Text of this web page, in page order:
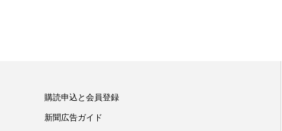
購読申込と会員登録
新聞広告ガイド